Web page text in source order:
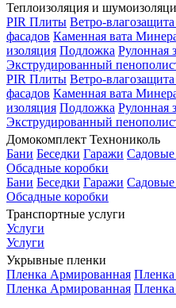
Теплоизоляция и
PIR Плиты Ветро-
фасадов Каменная вата
изоляция Подложка Рулонная
Экструдированный
PIR Плиты Ветро-
фасадов Каменная вата
изоляция Подложка Рулонная
Экструдированный
Домокомплект Технониколь
Бани Беседки Гаражи Садовые
Обсадные коробки
Бани Беседки Гаражи Садовые
Обсадные коробки
Транспортные услуги
Услуги
Услуги
Укрывные пленки
Пленка Армированная
Пленка Армированная